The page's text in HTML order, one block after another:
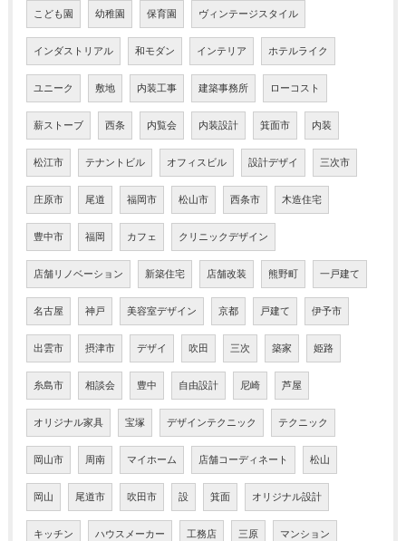
こども園 幼稚園 保育園 ヴィンテージスタイル
インダストリアル 和モダン インテリア ホテルライク
ユニーク 敷地 内装工事 建築事務所 ローコスト
薪ストーブ 西条 内覧会 内装設計 箕面市 内装
松江市 テナントビル オフィスビル 設計デザイ 三次市
庄原市 尾道 福岡市 松山市 西条市 木造住宅
豊中市 福岡 カフェ クリニックデザイン
店舗リノベーション 新築住宅 店舗改装 熊野町 一戸建て
名古屋 神戸 美容室デザイン 京都 戸建て 伊予市
出雲市 摂津市 デザイ 吹田 三次 築家 姫路
糸島市 相談会 豊中 自由設計 尼崎 芦屋
オリジナル家具 宝塚 デザインテクニック テクニック
岡山市 周南 マイホーム 店舗コーディネート 松山
岡山 尾道市 吹田市 設 箕面 オリジナル設計
キッチン ハウスメーカー 工務店 三原 マンション